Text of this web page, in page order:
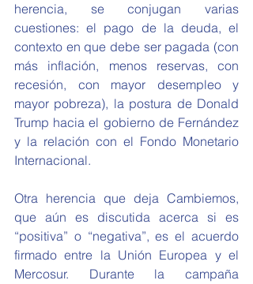
herencia, se conjugan varias
cuestiones: el pago de la deuda, el
contexto en que debe ser pagada (con
más inflación, menos reservas, con
recesión, con mayor desempleo y
mayor pobreza), la postura de Donald
Trump hacia el gobierno de Fernández
y la relación con el Fondo Monetario
Internacional.
Otra herencia que deja Cambiemos,
que aún es discutida acerca si es
“positiva” o “negativa”, es el acuerdo
firmado entre la Unión Europea y el
Mercosur. Durante la campaña